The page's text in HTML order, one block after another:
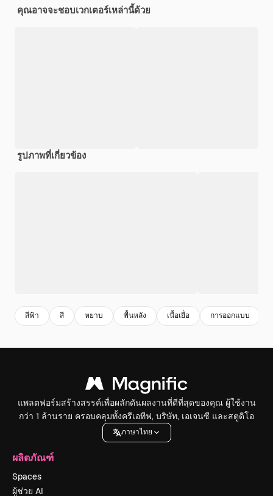
คุณอาจจะชอบเวกเตอร์เหล่านี้ด้วย
รูปภาพที่เกี่ยวข้อง
สีฟ้า สี หยาบ พื้นหลัง เนื้อเยื่อ การออกแบบ
แพลตฟอร์มสร้างสรรค์เพื่อผลักดันผลงานที่ดีที่สุดของคุณ ผู้ใช้งาน
กว่า 1 ล้านราย ครอบคลุมทั้งครีเอทีฟ, บริษัท, เอเจนซี และสตูดิโอ
ภาษาไทย
ผลิตภัณฑ์
Spaces
ผู้ช่วย AI